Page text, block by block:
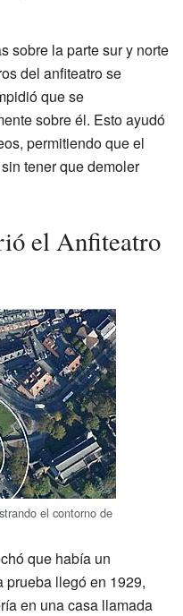
sobre la parte sur y norte
del anfiteatro se
que se
sobre él. Esto ayudó
permitiendo que el
tener que demoler
el Anfiteatro
el contorno de
que había un
prueba llegó en 1929,
en una casa llamada